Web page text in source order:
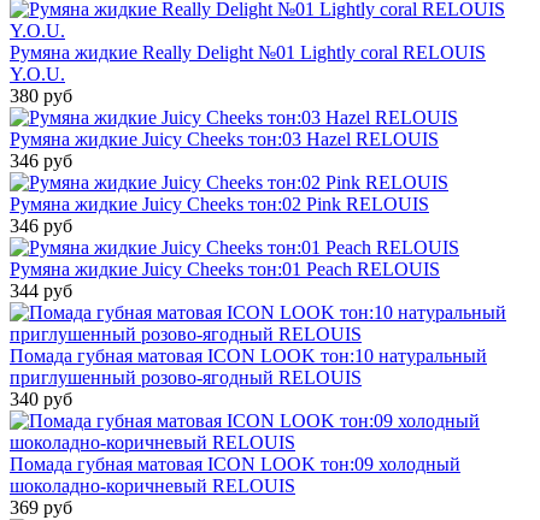
Румяна жидкие Really Delight №01 Lightly coral RELOUIS
Y.O.U.
380 руб
Румяна жидкие Juicy Cheeks тон:03 Hazel RELOUIS
346 руб
Румяна жидкие Juicy Cheeks тон:02 Pink RELOUIS
346 руб
Румяна жидкие Juicy Cheeks тон:01 Peach RELOUIS
344 руб
Помада губная матовая ICON LOOK тон:10 натуральный
приглушенный розово-ягодный RELOUIS
340 руб
Помада губная матовая ICON LOOK тон:09 холодный
шоколадно-коричневый RELOUIS
369 руб